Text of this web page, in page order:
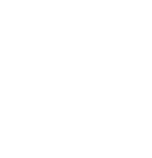
Domaine Samur
Toscana Igt